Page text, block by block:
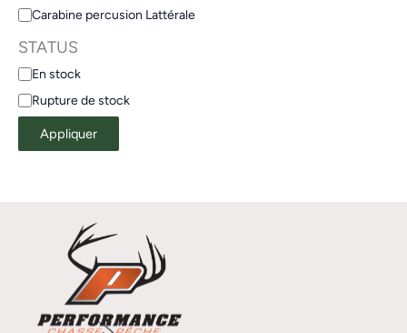
Carabine percusion Lattérale
STATUS
En stock
Rupture de stock
Appliquer